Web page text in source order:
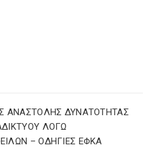
ΑΝΑΣΤΟΛΗΣ ΔΥΝΑΤΟΤΗΤΑΣ
ΛΟΓΩ
– ΟΔΗΓΙΕΣ ΕΦΚΑ